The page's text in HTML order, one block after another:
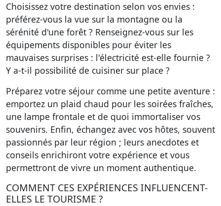
Choisissez votre destination selon vos envies :
préférez-vous la vue sur la montagne ou la
sérénité d'une forêt ? Renseignez-vous sur les
équipements disponibles pour éviter les
mauvaises surprises : l'électricité est-elle fournie ?
Y a-t-il possibilité de cuisiner sur place ?
Préparez votre séjour comme une petite aventure :
emportez un plaid chaud pour les soirées fraîches,
une lampe frontale et de quoi immortaliser vos
souvenirs. Enfin, échangez avec vos hôtes, souvent
passionnés par leur région ; leurs anecdotes et
conseils enrichiront votre expérience et vous
permettront de vivre un moment authentique.
COMMENT CES EXPÉRIENCES INFLUENCENT-
ELLES LE TOURISME ?